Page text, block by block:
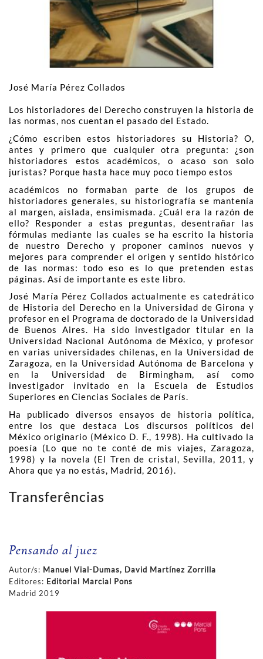
José María Pérez Collados
Los historiadores del Derecho construyen la historia de
las normas, nos cuentan el pasado del Estado.
¿Cómo escriben estos historiadores su Historia? O,
antes y primero que cualquier otra pregunta: ¿son
historiadores estos académicos, o acaso son solo
juristas? Porque hasta hace muy poco tiempo estos
académicos no formaban parte de los grupos de
historiadores generales, su historiografía se mantenía
al margen, aislada, ensimismada. ¿Cuál era la razón de
ello? Responder a estas preguntas, desentrañar las
fórmulas mediante las cuales se ha escrito la historia
de nuestro Derecho y proponer caminos nuevos y
mejores para comprender el origen y sentido histórico
de las normas: todo eso es lo que pretenden estas
páginas. Así de importante es este libro.
José María Pérez Collados actualmente es catedrático
de Historia del Derecho en la Universidad de Girona y
profesor en el Programa de doctorado de la Universidad
de Buenos Aires. Ha sido investigador titular en la
Universidad Nacional Autónoma de México, y profesor
en varias universidades chilenas, en la Universidad de
Zaragoza, en la Universidad Autónoma de Barcelona y
en la Universidad de Birmingham, así como
investigador invitado en la Escuela de Estudios
Superiores en Ciencias Sociales de París.
Ha publicado diversos ensayos de historia política,
entre los que destaca Los discursos políticos del
México originario (México D. F., 1998). Ha cultivado la
poesía (Lo que no te conté de mis viajes, Zaragoza,
1998) y la novela (El Tren de cristal, Sevilla, 2011, y
Ahora que ya no estás, Madrid, 2016).
Transferências
Pensando al juez
Autor/s: Manuel Vial-Dumas, David Martínez Zorrilla
Editores: Editorial Marcial Pons
Madrid 2019